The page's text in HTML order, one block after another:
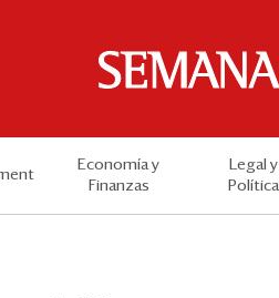
Economía y
Finanzas
Legal y
Política